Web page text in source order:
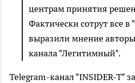
центрам принятия
Фактически сотрут все в
выразили мнение
канала "Легитимный".
Telegram-канал "INSIDER-T"